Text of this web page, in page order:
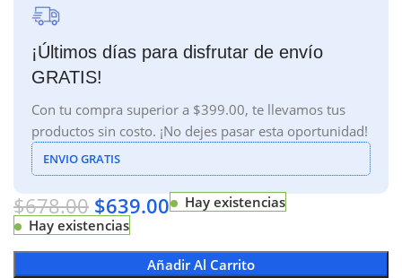
¡Últimos días para disfrutar de envío
GRATIS!
Con tu compra superior a $399.00, te llevamos tus
productos sin costo. ¡No dejes pasar esta oportunidad!
ENVIO GRATIS
$678.00 $639.00
Hay existencias
Hay existencias
Añadir Al Carrito